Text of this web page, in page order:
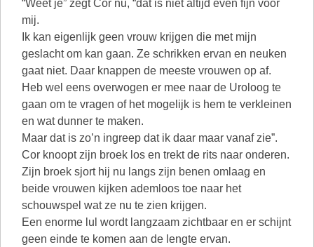
“Weet je” zegt Cor nu, “dat is niet altijd even fijn voor
mij.
Ik kan eigenlijk geen vrouw krijgen die met mijn
geslacht om kan gaan. Ze schrikken ervan en neuken
gaat niet. Daar knappen de meeste vrouwen op af.
Heb wel eens overwogen er mee naar de Uroloog te
gaan om te vragen of het mogelijk is hem te verkleinen
en wat dunner te maken.
Maar dat is zo’n ingreep dat ik daar maar vanaf zie”.
Cor knoopt zijn broek los en trekt de rits naar onderen.
Zijn broek sjort hij nu langs zijn benen omlaag en
beide vrouwen kijken ademloos toe naar het
schouwspel wat ze nu te zien krijgen.
Een enorme lul wordt langzaam zichtbaar en er schijnt
geen einde te komen aan de lengte ervan.